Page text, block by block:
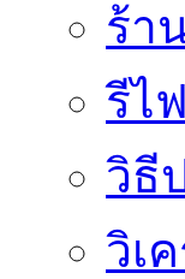
ร้า
รีไ
วิธี
วิเ